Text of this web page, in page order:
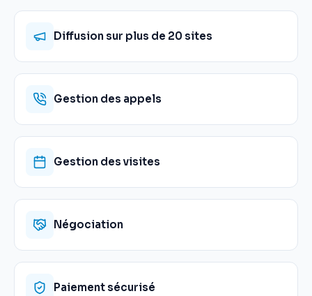
Diffusion sur plus de 20 sites
Gestion des appels
Gestion des visites
Négociation
Paiement sécurisé